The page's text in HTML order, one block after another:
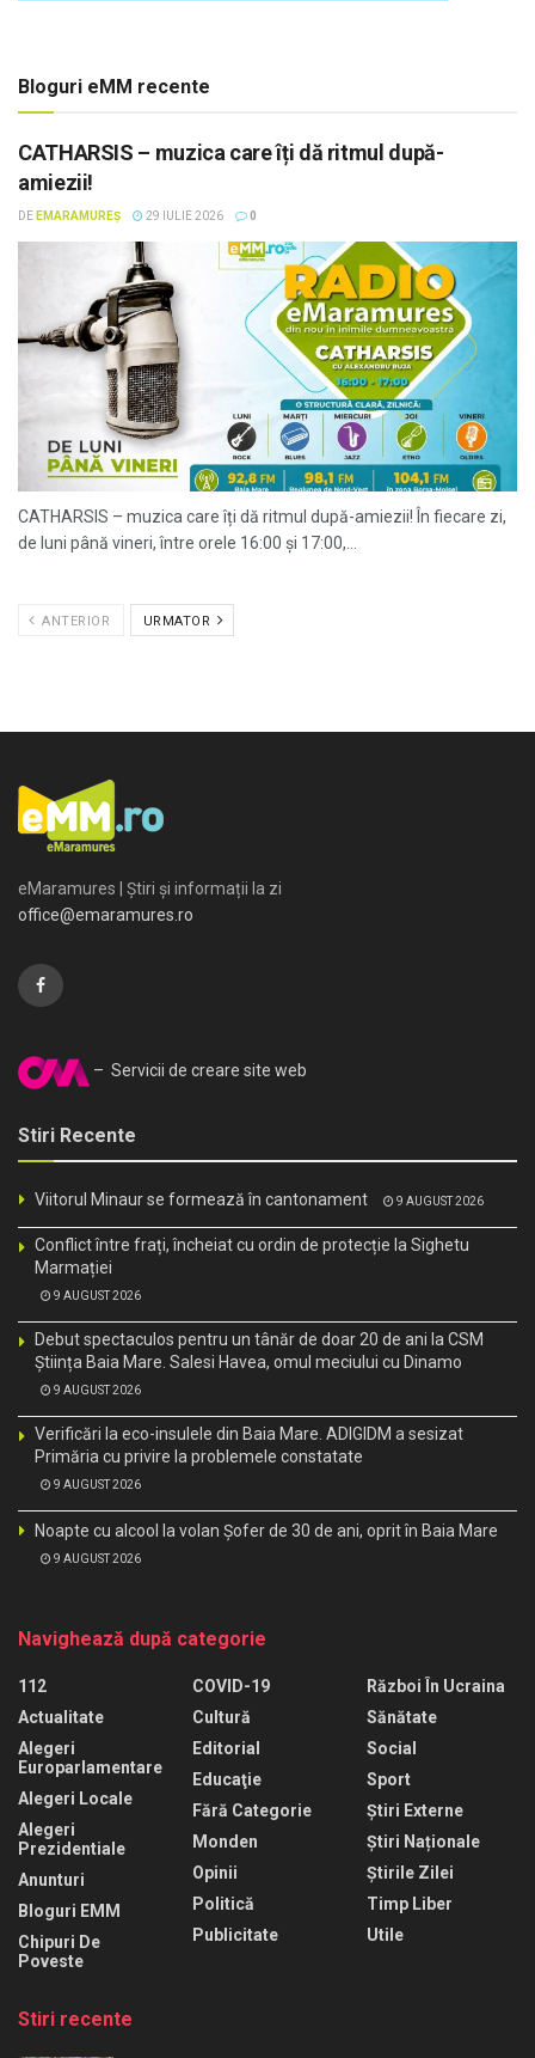
Bloguri eMM recente
CATHARSIS – muzica care îți dă ritmul după-
amiezii!
DE EMARAMUREȘ 29 IULIE 2026 0
CATHARSIS – muzica care îți dă ritmul după-amiezii! În fiecare zi,
de luni până vineri, între orele 16:00 și 17:00,...
ANTERIOR URMATOR
eMaramures | Știri și informații la zi
office@emaramures.ro
– Servicii de creare site web
Stiri Recente
Viitorul Minaur se formează în cantonament 9 AUGUST 2026
Conflict între frați, încheiat cu ordin de protecție la Sighetu
Marmației
9 AUGUST 2026
Debut spectaculos pentru un tânăr de doar 20 de ani la CSM
Știința Baia Mare. Salesi Havea, omul meciului cu Dinamo
9 AUGUST 2026
Verificări la eco-insulele din Baia Mare. ADIGIDM a sesizat
Primăria cu privire la problemele constatate
9 AUGUST 2026
Noapte cu alcool la volan Șofer de 30 de ani, oprit în Baia Mare
9 AUGUST 2026
Navighează după categorie
112
Actualitate
Alegeri
Europarlamentare
Alegeri Locale
Alegeri
Prezidentiale
Anunturi
Bloguri EMM
Chipuri De
Poveste
COVID-19
Cultură
Editorial
Educaţie
Fără Categorie
Monden
Opinii
Politică
Publicitate
Război În Ucraina
Sănătate
Social
Sport
Știri Externe
Știri Naționale
Știrile Zilei
Timp Liber
Utile
Stiri recente